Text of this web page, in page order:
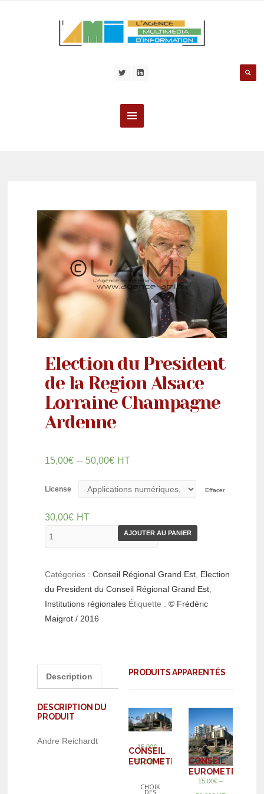
Election du President
de la Region Alsace
Lorraine Champagne
Ardenne
15,00€ – 50,00€ HT
License Effacer
30,00€ HT
AJOUTER AU PANIER
Catégories :Conseil Régional Grand Est, Election
du President du Conseil Régional Grand Est,
Institutions régionales Étiquette :© Frédéric
Maigrot / 2016
Description
DESCRIPTION DU
PRODUIT
Andre Reichardt
PRODUITS APPARENTÉS
CONSEIL
EUROMETROPOLE
15,00€–
50,00€ HT
CHOIX
DES
CONSEIL
15,00€–